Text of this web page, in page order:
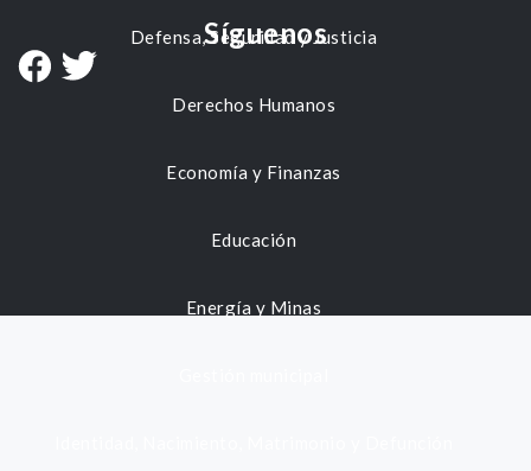
Defensa, Seguridad y Justicia
Derechos Humanos
Economía y Finanzas
Educación
Energía y Minas
Síguenos